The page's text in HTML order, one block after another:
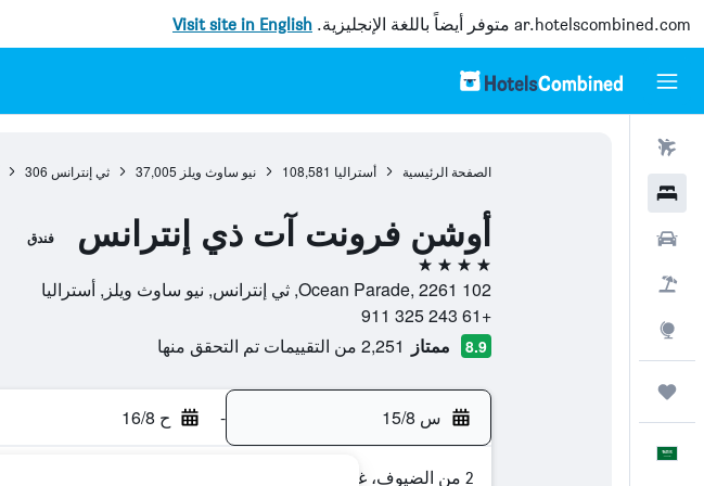
ar.hotelscombined.com متوفر أيضاً باللغة الإنجليزية. Visit site in English
الصفحة الرئيسية أستراليا 108,581 نيو ساوث ويلز 37,005 ثي إنترانس 306
أوشن فرونت آت ذي إنترانس فندق
4 نجوم
102 Ocean Parade, 2261, ثي إنترانس, نيو ساوث ويلز, أستراليا
+61 243 325 911
8.9 ممتاز 2,251 من التقييمات تم التحقق منها
س 15/8 - ح 16/8
2 من الضيوف، غرفة واحدة